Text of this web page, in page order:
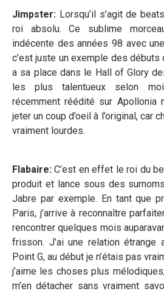
Jimpster: Lorsqu’il s’agit de
roi absolu. Ce sublime
indécente des années 98 avec
c’est juste un exemple des débuts
a sa place dans le Hall of Glory
les plus talentueux selon
récemment réédité sur Apollonia
jeter un coup d’oeil à l’original, car
vraiment lourdes.
Flabaire: C’est en effet le roi du
produit et lance sous des
Jabre par exemple. En tant que
Paris, j’arrive à reconnaître
rencontrer quelques mois
frisson. J’ai une relation étrange
Point G, au début je n’étais pas
j’aime les choses plus
m’en détacher sans vraiment